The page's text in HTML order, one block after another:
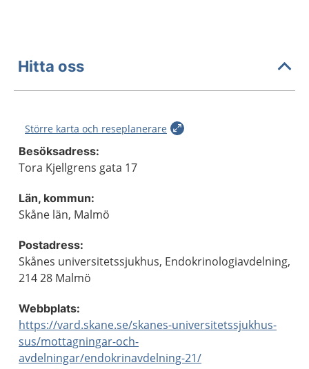
Hitta oss
Större karta och reseplanerare
Besöksadress:
Tora Kjellgrens gata 17
Län, kommun:
Skåne län, Malmö
Postadress:
Skånes universitetssjukhus, Endokrinologiavdelning,
214 28 Malmö
Webbplats:
https://vard.skane.se/skanes-universitetssjukhus-
sus/mottagningar-och-
avdelningar/endokrinavdelning-21/